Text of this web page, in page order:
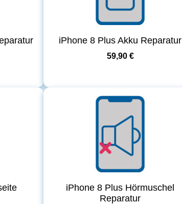
iPhone 8 Plus Akku Reparatur
59,90 €
iPhone 8 Plus Hörmuschel
Reparatur